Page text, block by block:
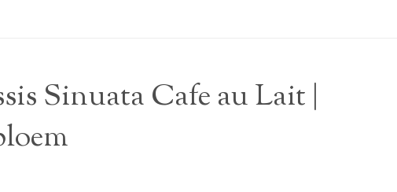
Sinuata Cafe au Lait |